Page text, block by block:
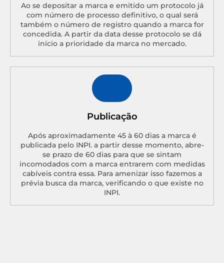
Ao se depositar a marca e emitido um protocolo já
com número de processo definitivo, o qual será
também o número de registro quando a marca for
concedida. A partir da data desse protocolo se dá
início a prioridade da marca no mercado.
Publicação
Após aproximadamente 45 à 60 dias a marca é
publicada pelo INPI. a partir desse momento, abre-
se prazo de 60 dias para que se sintam
incomodados com a marca entrarem com medidas
cabíveis contra essa. Para amenizar isso fazemos a
prévia busca da marca, verificando o que existe no
INPI.